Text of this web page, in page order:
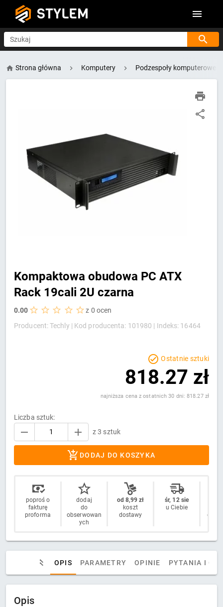
STYLEM
Szukaj
Strona główna Komputery Podzespoły komputerowe
Kompaktowa obudowa PC ATX
Rack 19cali 2U czarna
0.00
z 0 ocen
Producent: Techly | Kod producenta: 101980 | Indeks: 16464
Ostatnie sztuki
818.27 zł
najniższa cena z ostatnich 30 dni: 818.27 zł
Liczba sztuk:
z 3 sztuk
DODAJ DO KOSZYKA
poproś o
fakturę
proforma
dodaj
do
obserwowan
ych
od 8,99 zł
koszt
dostawy
śr, 12 sie
u Ciebie
OPIS PARAMETRY OPINIE PYTANIA I
Opis